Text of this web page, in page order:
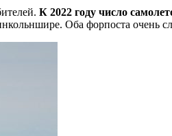
К 2022 году число
Оба форпоста очень